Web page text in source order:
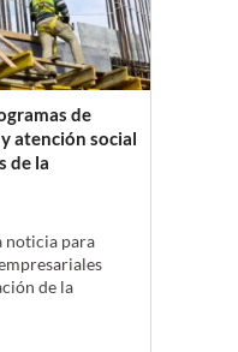
de
atención social
de la
noticia para
de la